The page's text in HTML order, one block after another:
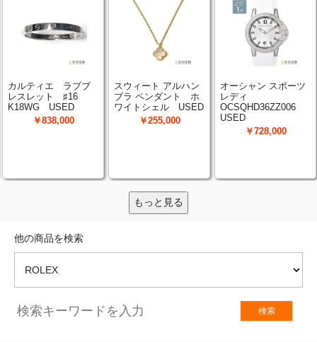
もっと見る
他の商品を検索
検索